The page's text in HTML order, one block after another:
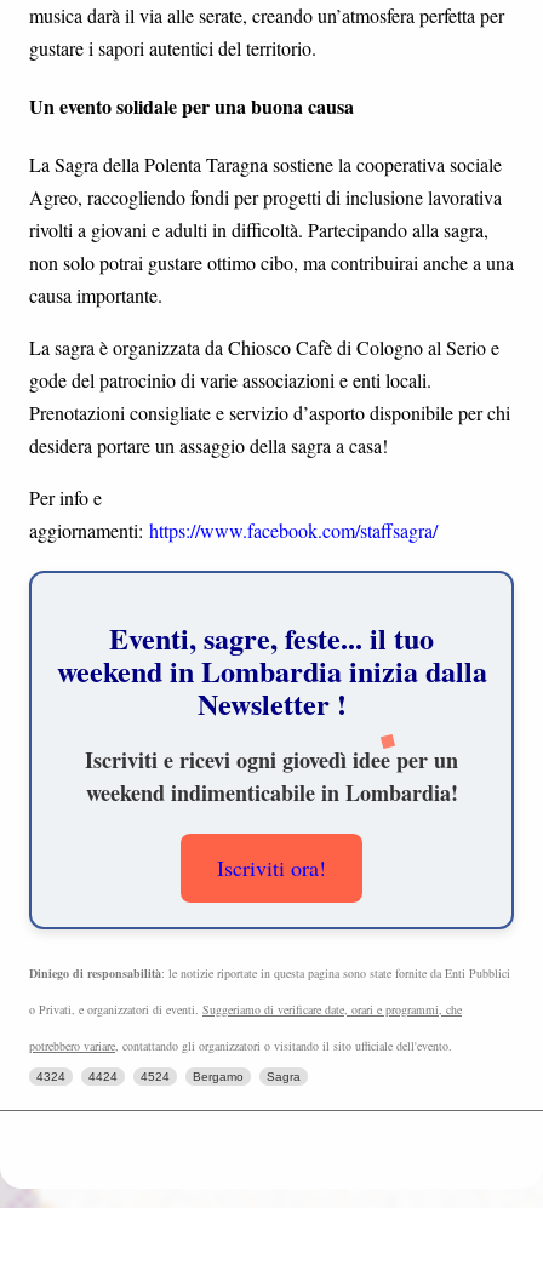
musica darà il via alle serate, creando un’atmosfera perfetta per
gustare i sapori autentici del territorio.
Un evento solidale per una buona causa
La Sagra della Polenta Taragna sostiene la cooperativa sociale
Agreo, raccogliendo fondi per progetti di inclusione lavorativa
rivolti a giovani e adulti in difficoltà. Partecipando alla sagra,
non solo potrai gustare ottimo cibo, ma contribuirai anche a una
causa importante.
La sagra è organizzata da Chiosco Cafè di Cologno al Serio e
gode del patrocinio di varie associazioni e enti locali.
Prenotazioni consigliate e servizio d’asporto disponibile per chi
desidera portare un assaggio della sagra a casa!
Per info e
aggiornamenti: https://www.facebook.com/staffsagra/
Eventi, sagre, feste... il tuo
weekend in Lombardia inizia dalla
Newsletter !
Iscriviti e ricevi ogni giovedì idee per un
weekend indimenticabile in Lombardia!
Iscriviti ora!
Diniego di responsabilità: le notizie riportate in questa pagina sono state fornite da Enti Pubblici
o Privati, e organizzatori di eventi. Suggeriamo di verificare date, orari e programmi, che
potrebbero variare, contattando gli organizzatori o visitando il sito ufficiale dell'evento.
4324 4424 4524 Bergamo Sagra